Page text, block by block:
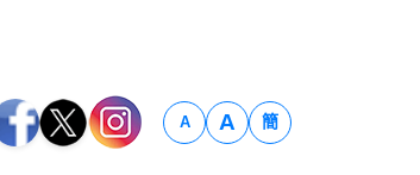
A A 簡